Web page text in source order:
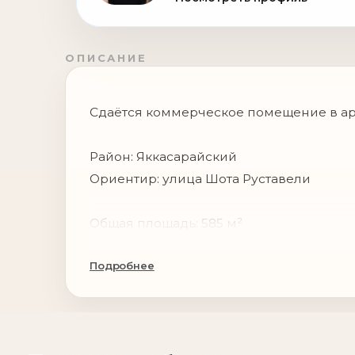
ОПИСАНИЕ
Сдаётся коммерческое помещение в
Район: Яккасарайский
Ориентир: улица Шота Руставели
Общая площадь: 585 м²
Этаж: 1 этаж
Подробнее